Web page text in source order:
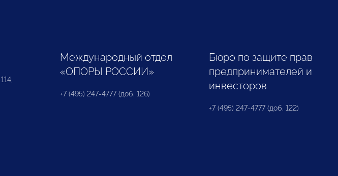
Международный отдел
«ОПОРЫ РОССИИ»
+7 (495) 247-4777 (доб. 126)
Бюро по защите прав
предпринимателей и
инвесторов
+7 (495) 247-4777 (доб. 122)